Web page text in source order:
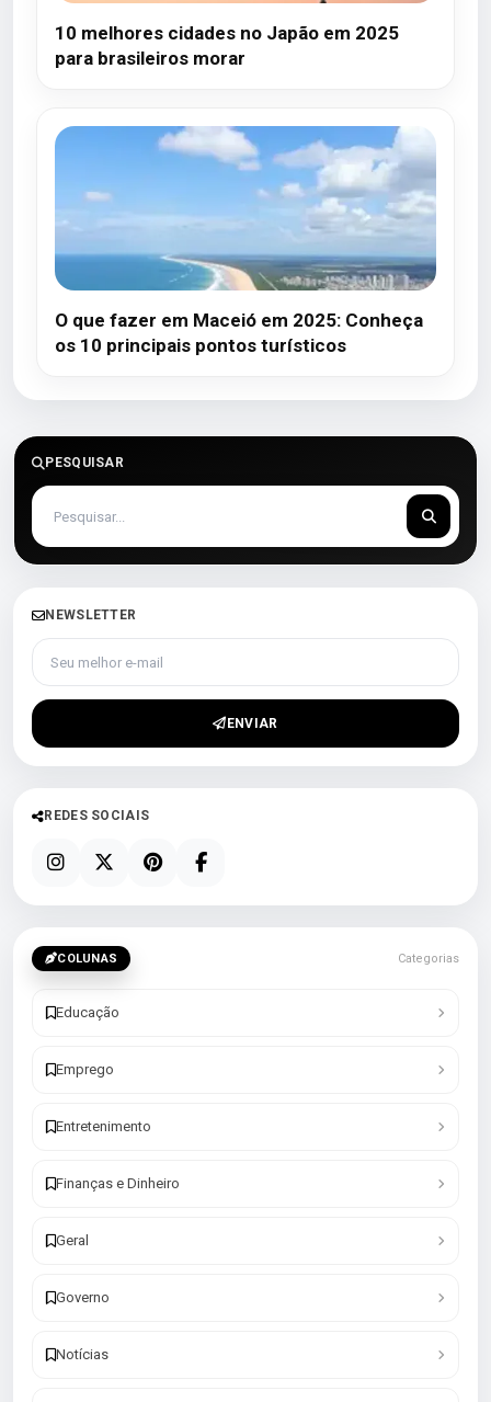
10 melhores cidades no Japão em 2025
para brasileiros morar
O que fazer em Maceió em 2025: Conheça
os 10 principais pontos turísticos
PESQUISAR
NEWSLETTER
Seu melhor e-mail
ENVIAR
REDES SOCIAIS
COLUNAS Categorias
Educação
Emprego
Entretenimento
Finanças e Dinheiro
Geral
Governo
Notícias